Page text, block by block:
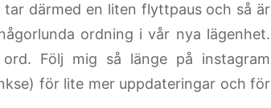
därmed en liten flyttpaus och så är
ordning i vår nya lägenhet.
Följ mig så länge på instagram
för lite mer uppdateringar och för